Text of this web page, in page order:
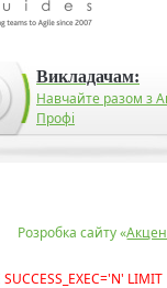
Викладачам:
Навчайте разом з
Профі
Розробка сайту «
LIMIT